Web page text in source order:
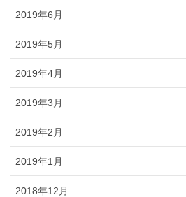
2019年6月
2019年5月
2019年4月
2019年3月
2019年2月
2019年1月
2018年12月